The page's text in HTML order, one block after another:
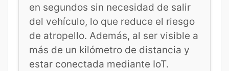
en segundos sin necesidad de salir
del vehículo, lo que reduce el riesgo
de atropello. Además, al ser visible a
más de un kilómetro de distancia y
estar conectada mediante IoT.